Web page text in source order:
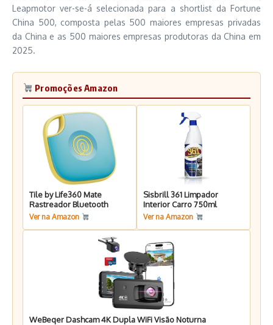
Leapmotor ver-se-á selecionada para a shortlist da Fortune
China 500, composta pelas 500 maiores empresas privadas
da China e as 500 maiores empresas produtoras da China em
2025.
Promoções Amazon
Tile by Life360 Mate
Rastreador Bluetooth
Ver na Amazon
Sisbrill 361 Limpador
Interior Carro 750ml
Ver na Amazon
WeBeqer Dashcam 4K Dupla WiFi Visão Noturna